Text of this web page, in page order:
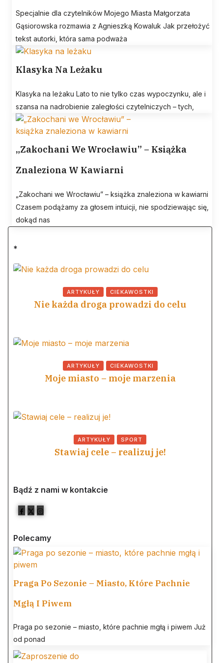
Specjalnie dla czytelników Mojego Miasta Małgorzata
Gąsiorowska rozmawia z Agnieszką Kowaluk Jak przełożyć
tekst autorki, która sama podważa
Klasyka Na Leżaku
Klasyka na leżaku Lato to nie tylko czas wypoczynku, ale i
szansa na nadrobienie zaległości czytelniczych – tych,
„Zakochani We Wrocławiu” – Książka
Znaleziona W Kawiarni
„Zakochani we Wrocławiu” – książka znaleziona w kawiarni
Czasem podążamy za głosem intuicji, nie spodziewając się,
dokąd nas
*
ARTYKUŁY CIEKAWOSTKI
Nie każda droga prowadzi do celu
ARTYKUŁY CIEKAWOSTKI
Moje miasto – moje marzenia
ARTYKUŁY SPORT
Stawiaj cele – realizuj je!
Bądź z nami w kontakcie
Polecamy
Praga Po Sezonie – Miasto, Które Pachnie
Mgłą I Piwem
Praga po sezonie – miasto, które pachnie mgłą i piwem Już
od ponad